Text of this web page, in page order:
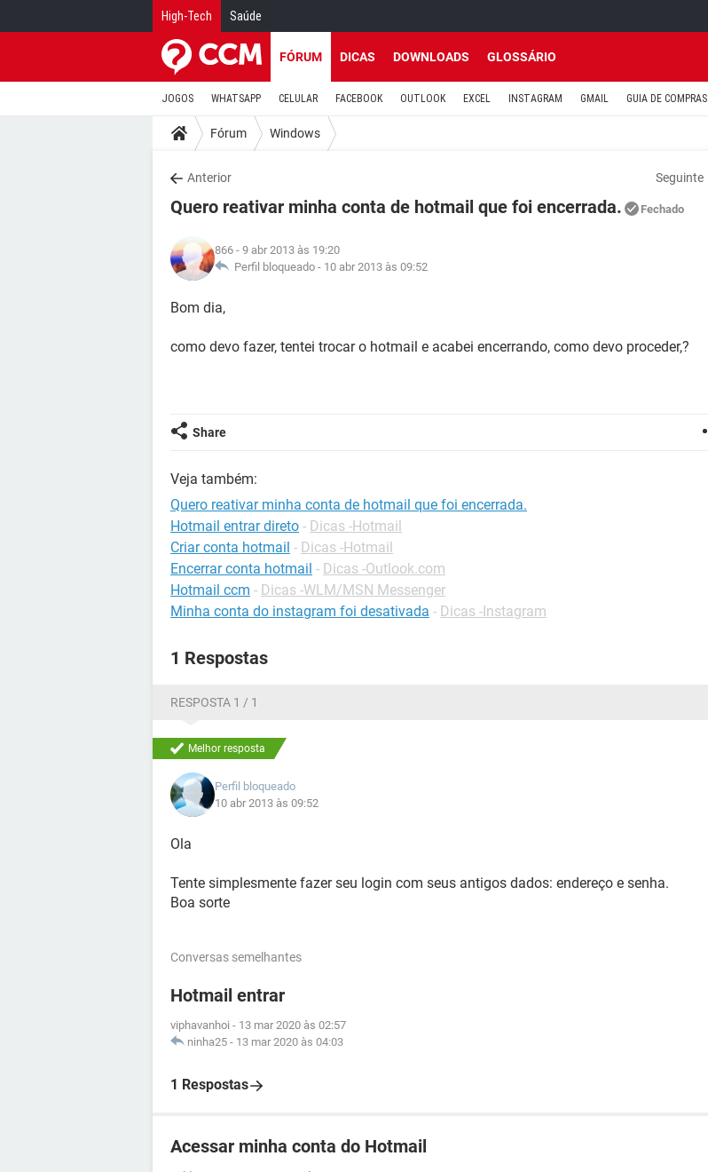
High-Tech Saúde
FÓRUM DICAS DOWNLOADS GLOSSÁRIO
JOGOS WHATSAPP CELULAR FACEBOOK OUTLOOK EXCEL INSTAGRAM GMAIL GUIA DE COMPRAS
Fórum Windows
Anterior Seguinte
Quero reativar minha conta de hotmail que foi encerrada. Fechado
866 - 9 abr 2013 às 19:20
Perfil bloqueado - 10 abr 2013 às 09:52
Bom dia,
como devo fazer, tentei trocar o hotmail e acabei encerrando, como devo proceder,?
Share
Veja também:
Quero reativar minha conta de hotmail que foi encerrada.
Hotmail entrar direto - Dicas -Hotmail
Criar conta hotmail - Dicas -Hotmail
Encerrar conta hotmail - Dicas -Outlook.com
Hotmail ccm - Dicas -WLM/MSN Messenger
Minha conta do instagram foi desativada - Dicas -Instagram
1 Respostas
RESPOSTA 1 / 1
Melhor resposta
Perfil bloqueado
10 abr 2013 às 09:52
Ola
Tente simplesmente fazer seu login com seus antigos dados: endereço e senha.
Boa sorte
Conversas semelhantes
Hotmail entrar
viphavanhoi - 13 mar 2020 às 02:57
ninha25 - 13 mar 2020 às 04:03
1 Respostas
Acessar minha conta do Hotmail